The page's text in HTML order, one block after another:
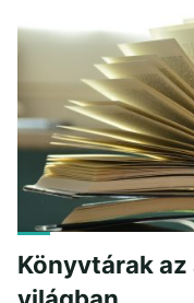
Könyvtárak